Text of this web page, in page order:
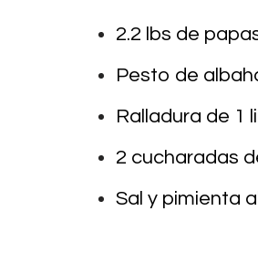
2.2 lbs de
Pesto de
Ralladura de 1
2 cucharadas
Sal y pimienta